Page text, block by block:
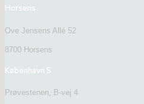
Horsens
Ove Jensens Allé 52
8700 Horsens
København S
Prøvestenen, B-vej 4